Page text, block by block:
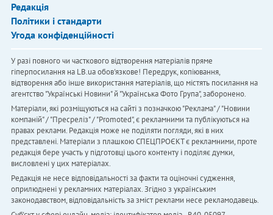
Редакція
Політики і стандарти
Угода конфіденційності
У разі повного чи часткового відтворення матеріалів пряме
гіперпосилання на LB.ua обов'язкове! Передрук, копіювання,
відтворення або інше використання матеріалів, що містять посилання на
агентство "Українськi Новини" й "Українська Фото Група", заборонено.
Матеріали, які розміщуються на сайті з позначкою "Реклама" / "Новини
компаній" / "Пресреліз" / "Promoted", є рекламними та публікуються на
правах реклами. Редакція може не поділяти погляди, які в них
представлені. Матеріали з плашкою СПЕЦПРОЄКТ є рекламними, проте
редакція бере участь у підготовці цього контенту і поділяє думки,
висловлені у цих матеріалах.
Редакція не несе відповідальності за факти та оціночні судження,
оприлюднені у рекламних матеріалах. Згідно з українським
законодавством, відповідальність за зміст реклами несе рекламодавець.